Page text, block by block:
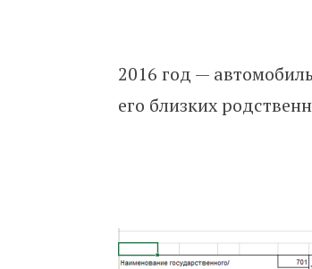
2016 год —
его близких